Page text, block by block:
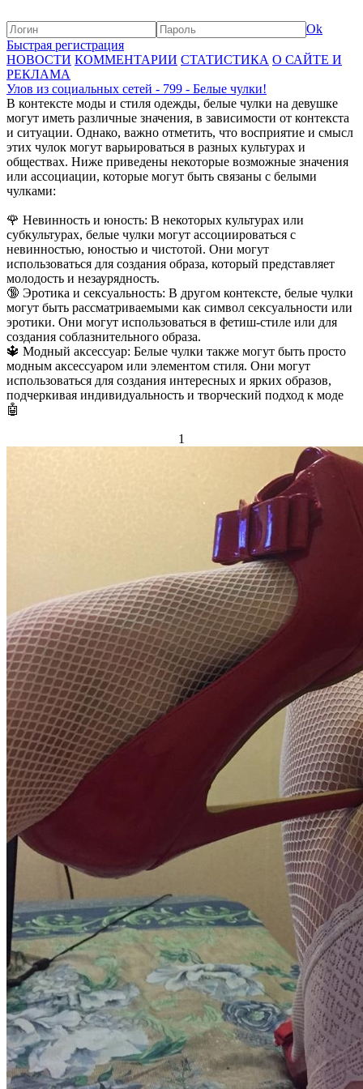
Ok
Быстрая регистрация
НОВОСТИ КОММЕНТАРИИ СТАТИСТИКА О САЙТЕ И
РЕКЛАМА
Улов из социальных сетей - 799 - Белые чулки!
В контексте моды и стиля одежды, белые чулки на девушке
могут иметь различные значения, в зависимости от контекста
и ситуации. Однако, важно отметить, что восприятие и смысл
этих чулок могут варьироваться в разных культурах и
обществах. Ниже приведены некоторые возможные значения
или ассоциации, которые могут быть связаны с белыми
чулками:
🌹 Невинность и юность: В некоторых культурах или
субкультурах, белые чулки могут ассоциироваться с
невинностью, юностью и чистотой. Они могут
использоваться для создания образа, который представляет
молодость и незаурядность.
🔞 Эротика и сексуальность: В другом контексте, белые чулки
могут быть рассматриваемыми как символ сексуальности или
эротики. Они могут использоваться в фетиш-стиле или для
создания соблазнительного образа.
🔱 Модный аксессуар: Белые чулки также могут быть просто
модным аксессуаром или элементом стиля. Они могут
использоваться для создания интересных и ярких образов,
подчеркивая индивидуальность и творческий подход к моде
🤖
1